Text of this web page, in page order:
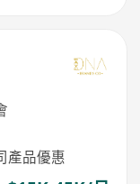
產品優惠